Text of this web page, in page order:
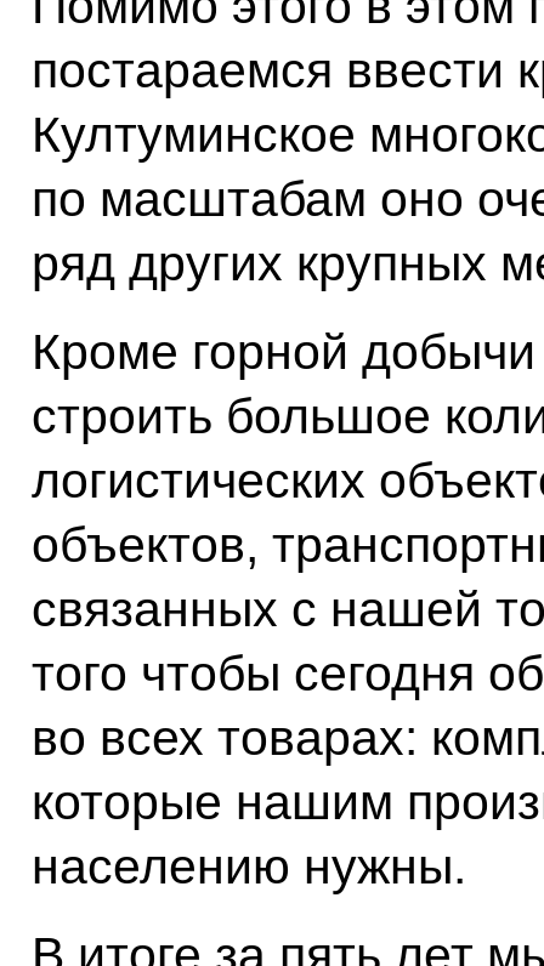
постараемся ввести
Култуминское
по масштабам оно
ряд других крупных
Кроме горной
строить большое
логистических
объектов,
связанных с нашей
того чтобы сегодня
во всех товарах:
которые нашим
населению нужны.